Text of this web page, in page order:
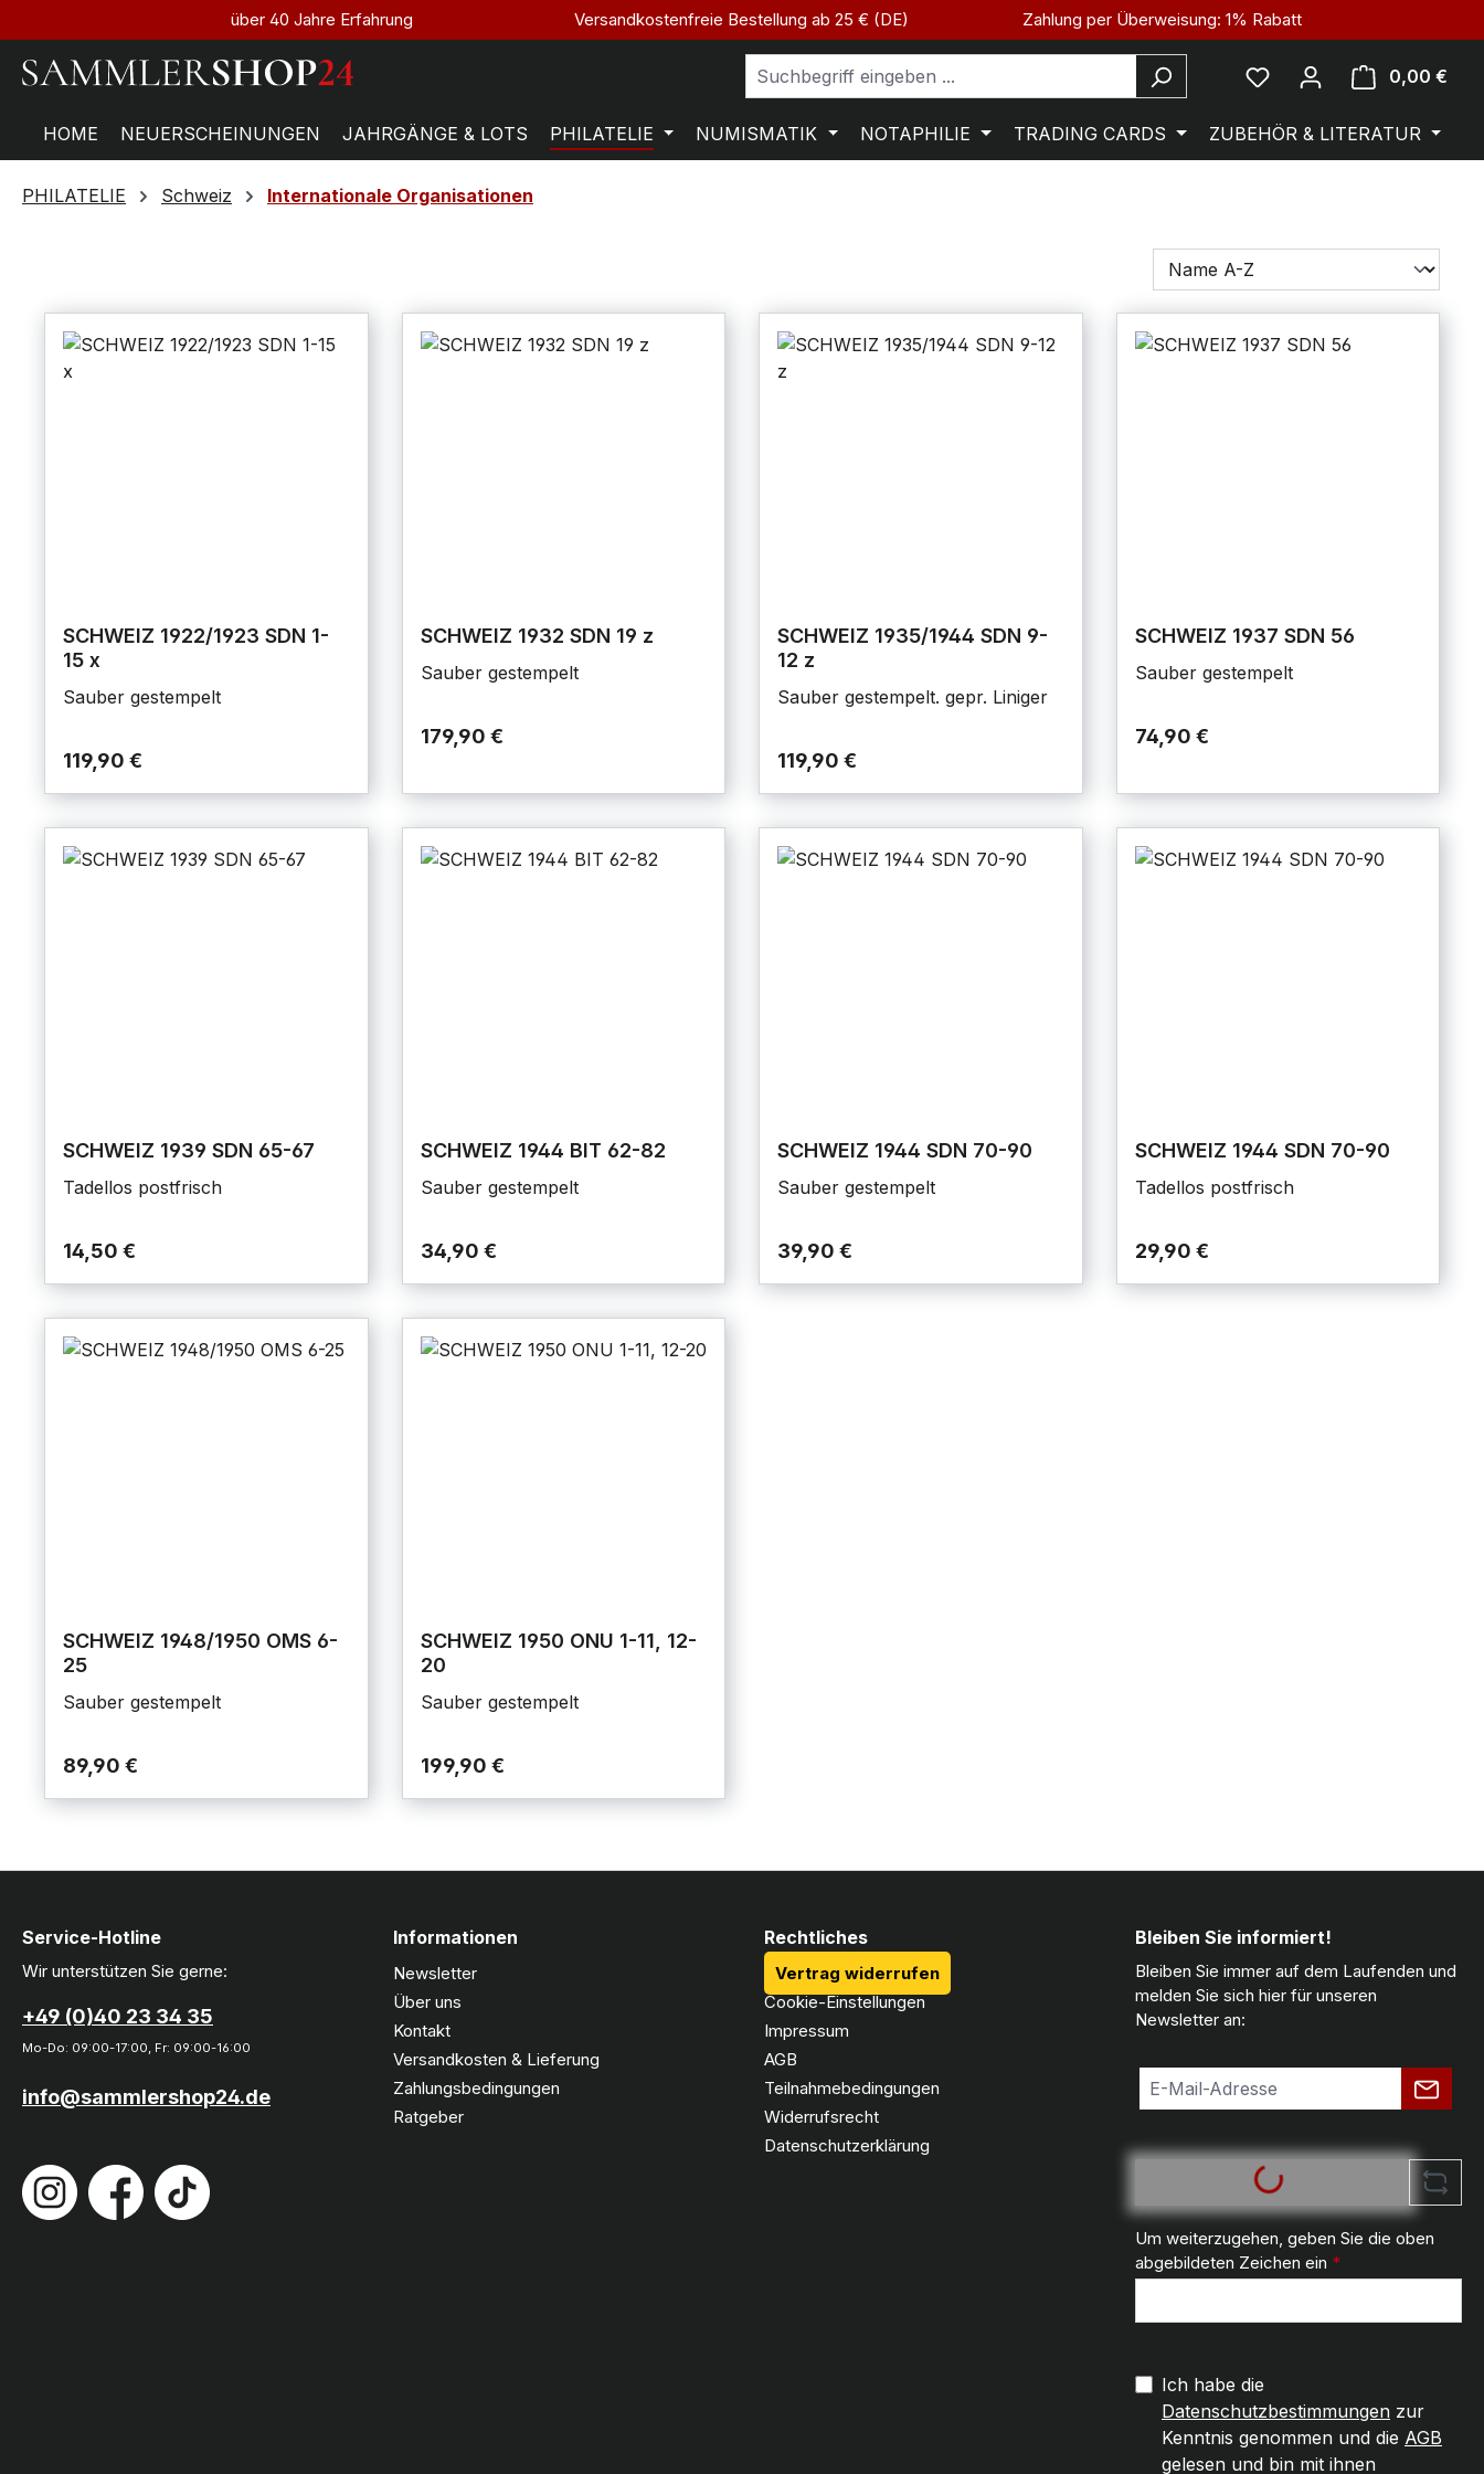
über 40 Jahre Erfahrung Versandkostenfreie Bestellung ab 25 € (DE) Zahlung per Überweisung: 1% Rabatt
0,00 €
HOME NEUERSCHEINUNGEN JAHRGÄNGE & LOTS PHILATELIE NUMISMATIK NOTAPHILIE TRADING CARDS ZUBEHÖR & LITERATUR
PHILATELIE Schweiz Internationale Organisationen
SCHWEIZ 1922/1923 SDN 1-
15 x
Sauber gestempelt
119,90 €
SCHWEIZ 1932 SDN 19 z
Sauber gestempelt
179,90 €
SCHWEIZ 1935/1944 SDN 9-
12 z
Sauber gestempelt. gepr. Liniger
119,90 €
SCHWEIZ 1937 SDN 56
Sauber gestempelt
74,90 €
SCHWEIZ 1939 SDN 65-67
Tadellos postfrisch
14,50 €
SCHWEIZ 1944 BIT 62-82
Sauber gestempelt
34,90 €
SCHWEIZ 1944 SDN 70-90
Sauber gestempelt
39,90 €
SCHWEIZ 1944 SDN 70-90
Tadellos postfrisch
29,90 €
SCHWEIZ 1948/1950 OMS 6-
25
Sauber gestempelt
89,90 €
SCHWEIZ 1950 ONU 1-11, 12-
20
Sauber gestempelt
199,90 €
Service-Hotline
Wir unterstützen Sie gerne:
+49 (0)40 23 34 35
Mo-Do: 09:00-17:00, Fr: 09:00-16:00
info@sammlershop24.de
Informationen
Newsletter
Über uns
Kontakt
Versandkosten & Lieferung
Zahlungsbedingungen
Ratgeber
Rechtliches
Vertrag widerrufen
Cookie-Einstellungen
Impressum
AGB
Teilnahmebedingungen
Widerrufsrecht
Datenschutzerklärung
Bleiben Sie informiert!
Bleiben Sie immer auf dem Laufenden und
melden Sie sich hier für unseren
Newsletter an:
Um weiterzugehen, geben Sie die oben
abgebildeten Zeichen ein *
Ich habe die
Datenschutzbestimmungen zur
Kenntnis genommen und die AGB
gelesen und bin mit ihnen